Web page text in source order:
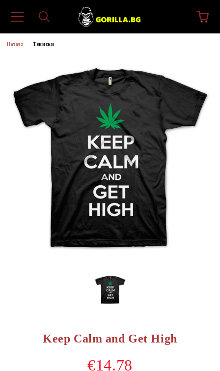
Начало Тениски
Keep Calm and Get High
€14.78